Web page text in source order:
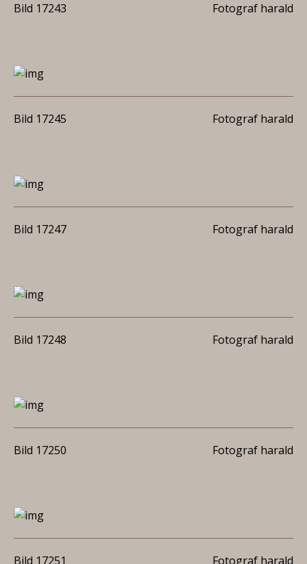
Bild 17243 Fotograf harald
Bild 17245 Fotograf harald
Bild 17247 Fotograf harald
Bild 17248 Fotograf harald
Bild 17250 Fotograf harald
Bild 17251 Fotograf harald